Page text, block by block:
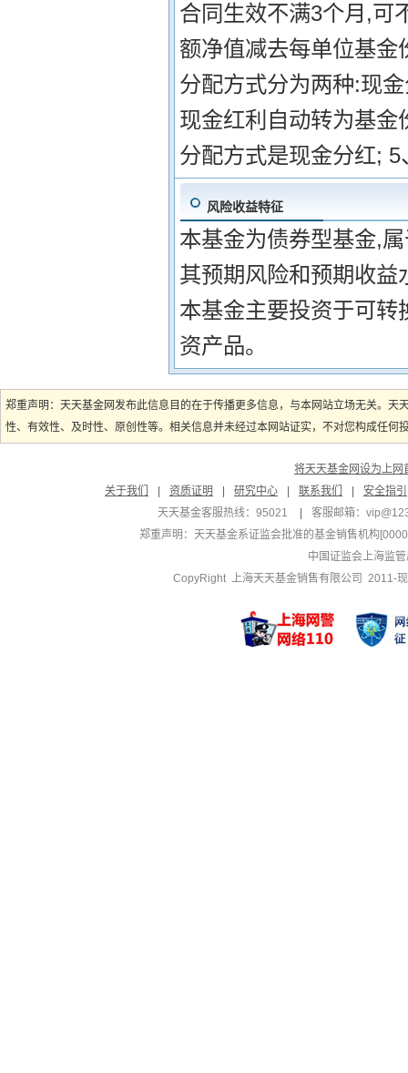
合同生效不满3个月,可
额净值减去每单位基
分配方式分为两种:现
现金红利自动转为基
分配方式是现金分红;
风险收益特征
本基金为债券型基金,
其预期风险和预期收
本基金主要投资于可
资产品。
郑重声明：天天基金网发布此信息目的在于传播更多信息，与本网站立场无关。
性、有效性、及时性、原创性等。相关信息并未经过本网站证实，不对您构成任
将天天基金网设为上网
关于我们
资质证明 研究中心 联系我们
安全指引
天天基金客服热线：95021
客服邮箱：
郑重声明：天天基金系证监会批准的基金销售机构
中国证监会上海监
CopyRight 上海天天基金销售有限公司 2011-